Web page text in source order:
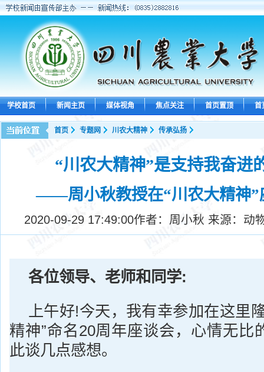
学校首页 新闻主页 媒体视角 焦点关注 首页置顶 首
首页 专题网 川农大精神 传承弘扬
“川农大精神”是支持我奋进
——周小秋教授在“川农大精神”
2020-09-29 17:49:00作者：周小秋 来源：动
各位领导、老师和同学:
上午好!今天，我有幸参加在这里
精神”命名20周年座谈会，心情无比
此谈几点感想。